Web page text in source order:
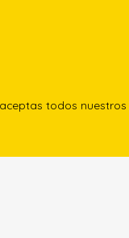
todos nuestros